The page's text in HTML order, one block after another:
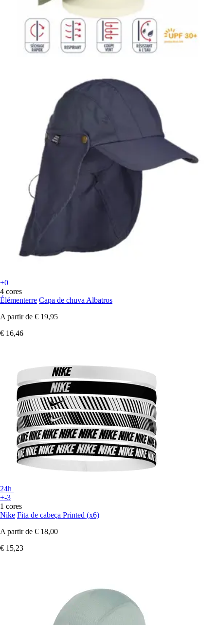
+0
4 cores
Élémenterre Capa de chuva Albatros
A partir de € 19,95
€ 16,46
24h
+-3
1 cores
Nike Fita de cabeça Printed (x6)
A partir de € 18,00
€ 15,23